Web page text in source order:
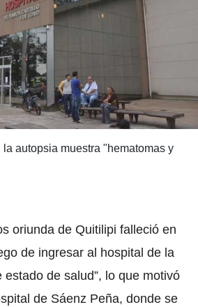
autopsia muestra "hematomas y
oriunda de Quitilipi falleció en
de ingresar al hospital de la
estado de salud”, lo que motivó
de Sáenz Peña, donde se